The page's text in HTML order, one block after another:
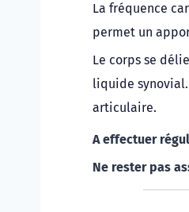
La fréquence
permet un
Le corps se
liquide
articulaire.
A effectuer
Ne rester pas